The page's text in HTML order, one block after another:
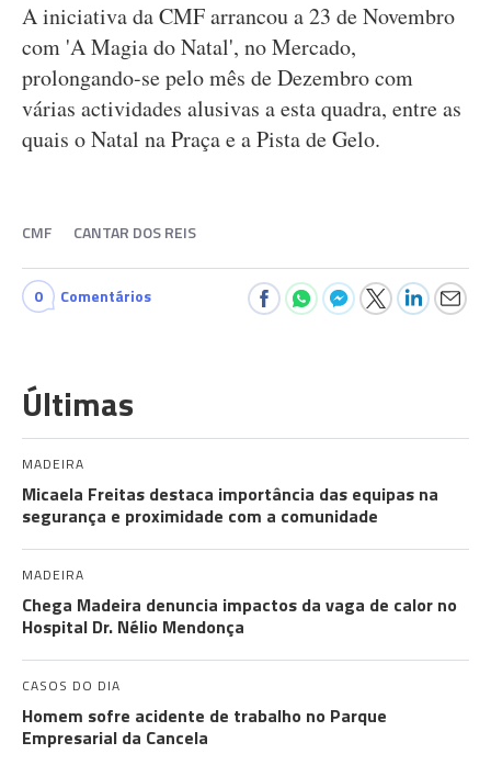
A iniciativa da CMF arrancou a 23 de Novembro
com 'A Magia do Natal', no Mercado,
prolongando-se pelo mês de Dezembro com
várias actividades alusivas a esta quadra, entre as
quais o Natal na Praça e a Pista de Gelo.
CMF CANTAR DOS REIS
0 Comentários
Últimas
MADEIRA
Micaela Freitas destaca importância das equipas na
segurança e proximidade com a comunidade
MADEIRA
Chega Madeira denuncia impactos da vaga de calor no
Hospital Dr. Nélio Mendonça
CASOS DO DIA
Homem sofre acidente de trabalho no Parque
Empresarial da Cancela